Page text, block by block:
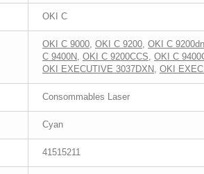
OKI C
OKI C 9000, OKI C 9200, OKI C 9200dn
C 9400N, OKI C 9200CCS, OKI C
OKI EXECUTIVE 3037DXN, OKI
Consommables Laser
Cyan
41515211